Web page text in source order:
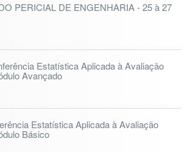
PERICIAL DE ENGENHARIA - 25 à 27
Estatística Aplicada à Avaliação
Avançado
Estatística Aplicada à Avaliação
Básico